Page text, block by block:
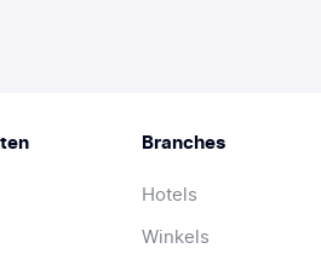
Branches
Hotels
Winkels